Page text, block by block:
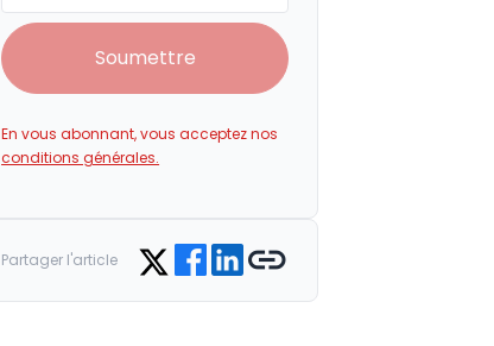
Soumettre
En vous abonnant, vous acceptez nos
conditions générales.
Partager l'article Share on Twitter
Share on Facebook
Share on LinkedIn
Copy link